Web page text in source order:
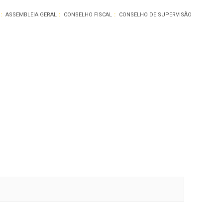
ASSEMBLEIA GERAL CONSELHO FISCAL CONSELHO DE SUPERVISÃO